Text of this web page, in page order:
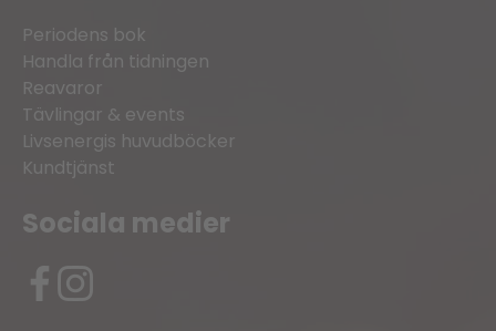
Periodens bok
Handla från tidningen
Reavaror
Tävlingar & events
Livsenergis huvudböcker
Kundtjänst
Sociala medier